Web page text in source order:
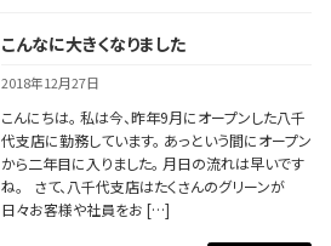
こんなに大きくなりました
2018年12月27日
こんにちは。 私は今、昨年9月にオープンした八千
代支店に勤務しています。 あっという間にオープン
から二年目に入りました。 月日の流れは早いです
ね。 さて、八千代支店はたくさんのグリーンが
日々お客様や社員をお […]